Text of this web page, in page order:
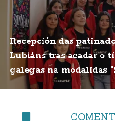
Recepción das
Lubiáns tras acadar o
galegas na modalidas